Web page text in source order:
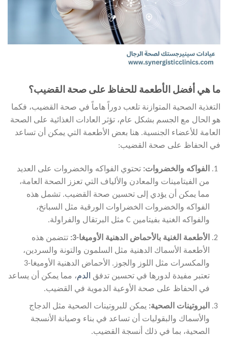
ما هي أفضل الأطعمة للحفاظ على صحة القضيب؟
التغذية الصحية المتوازنة تلعب دوراً هاماً في صحة القضيب، فكما
هو الحال مع الجسم بشكل عام، تؤثر العادات الغذائية على الصحة
العامة للأعضاء الجنسية. هنا بعض الأطعمة التي يمكن أن تساعد
في الحفاظ على صحة القضيب:
الفواكه والخضروات: تحتوي الفواكه والخضروات على العديد
من الفيتامينات والمعادن والألياف التي تعزز الصحة العامة،
مما يمكن أن يؤدي إلى تحسين صحة القضيب. تشمل هذه
الفواكه والخضروات الخضراوات الورقية مثل السبانخ،
والفواكه الغنية بفيتامين C مثل البرتقال والفراولة.
الأطعمة الغنية بالأحماض الدهنية الأوميغا-3:
تتضمن هذه
الأطعمة الأسماك الدهنية مثل السلمون والتونة والسردين،
والمكسرات مثل اللوز والجوز. الأحماض الدهنية الأوميغا-3
تعتبر مفيدة لدورها في تحسين تدفق
الدم، مما يمكن أن يساعد
في الحفاظ على صحة الأوعية الدموية في القضيب.
البروتينات الصحية: يمكن للبروتينات الصحية مثل الدجاج
والأسماك والبقوليات أن تساعد في بناء وصيانة الأنسجة
الصحية، بما في ذلك أنسجة القضيب.